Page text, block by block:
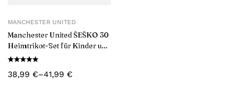
MANCHESTER UNITED
Manchester United ŠEŠKO 30
Heimtrikot-Set für Kinder und
Herren 2025/26
38,99 €–41,99 €